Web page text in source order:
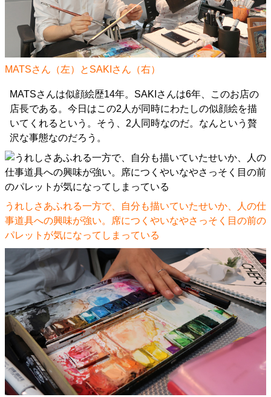
MATSさん（左）とSAKIさん（右）
MATSさんは似顔絵歴14年。SAKIさんは6年、このお店の
店長である。今日はこの2人が同時にわたしの似顔絵を描
いてくれるという。そう、2人同時なのだ。なんという贅
沢な事態なのだろう。
うれしさあふれる一方で、自分も描いていたせいか、人の仕
事道具への興味が強い。席につくやいなやさっそく目の前の
パレットが気になってしまっている